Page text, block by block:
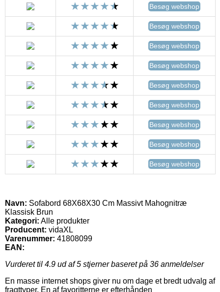
Besøg webshop
Besøg webshop
Besøg webshop
Besøg webshop
Besøg webshop
Besøg webshop
Besøg webshop
Besøg webshop
Besøg webshop
Navn: Sofabord 68X68X30 Cm Massivt Mahognitræ
Klassisk Brun
Kategori: Alle produkter
Producent: vidaXL
Varenummer: 41808099
EAN:
Vurderet til 4.9 ud af 5 stjerner baseret på 36 anmeldelser
En masse internet shops giver nu om dage et bredt udvalg af
fragttyper. En af favoritterne er efterhånden